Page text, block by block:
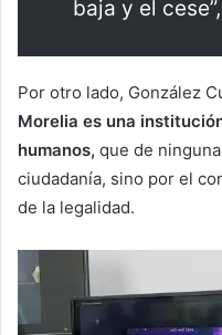
baja y el
Por otro lado, González
Morelia es una
humanos, que de
ciudadanía, sino por el
de la legalidad.